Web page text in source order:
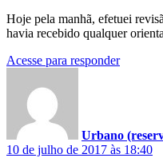
Hoje pela manhã, efetuei
havia recebido qualquer
Acesse para responder
Urbano
10 de julho de 2017 às 18:40